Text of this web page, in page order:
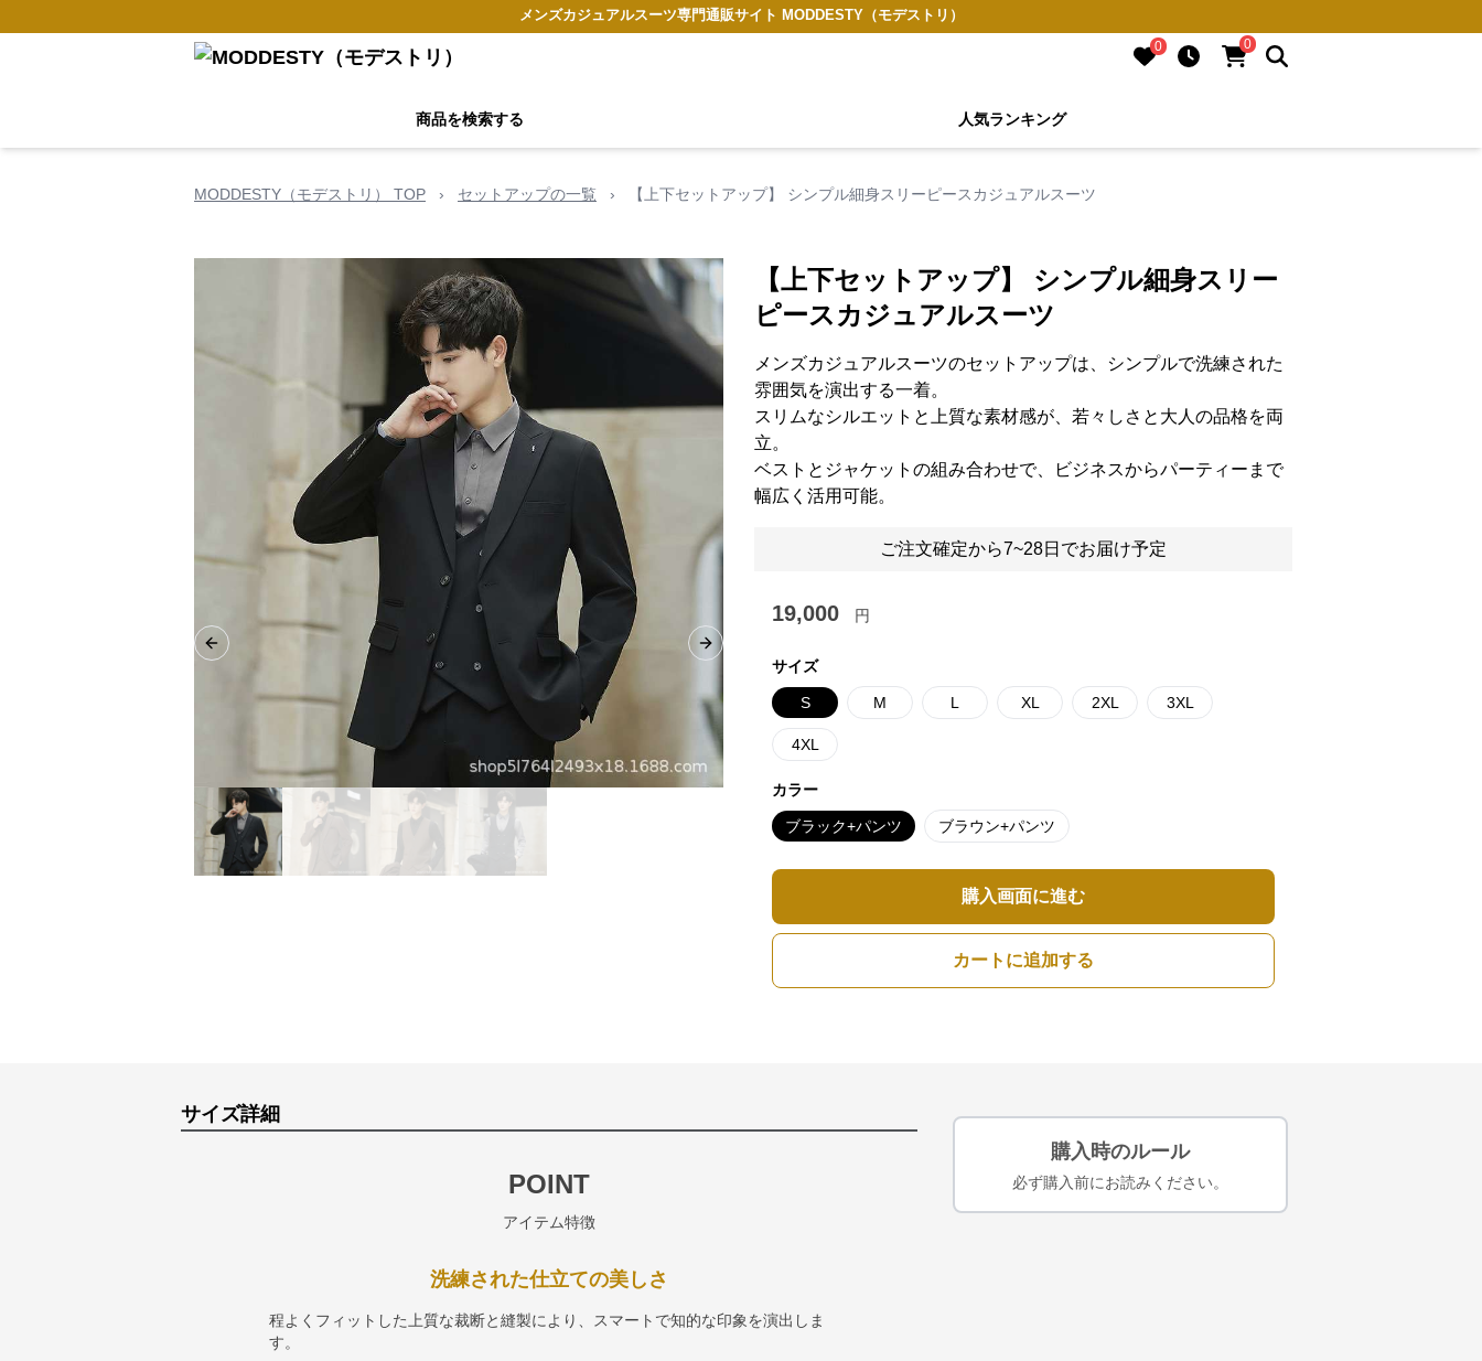
メンズカジュアルスーツ専門通販サイト MODDESTY（モデストリ）
0 0
商品を検索する 人気ランキング
MODDESTY（モデストリ） TOP › セットアップの一覧 › 【上下セットアップ】 シンプル細身スリーピースカジュアルスーツ
Previous slide Next slide
【上下セットアップ】 シンプル細身スリー
ピースカジュアルスーツ
メンズカジュアルスーツのセットアップは、シンプルで洗練された
雰囲気を演出する一着。
スリムなシルエットと上質な素材感が、若々しさと大人の品格を両
立。
ベストとジャケットの組み合わせで、ビジネスからパーティーまで
幅広く活用可能。
ご注文確定から7~28日でお届け予定
19,000 円
サイズ
S M L XL 2XL 3XL
4XL
カラー
ブラック+パンツ ブラウン+パンツ
購入画面に進む
カートに追加する
サイズ詳細
POINT
アイテム特徴
洗練された仕立ての美しさ
程よくフィットした上質な裁断と縫製により、スマートで知的な印象を演出しま
す。
購入時のルール
必ず購入前にお読みください。